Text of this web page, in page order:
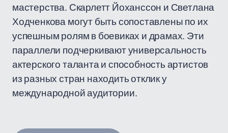
мастерства. Скарлетт Йоханссон и Светлана
Ходченкова могут быть сопоставлены по их
успешным ролям в боевиках и драмах. Эти
параллели подчеркивают универсальность
актерского таланта и способность артистов
из разных стран находить отклик у
международной аудитории.